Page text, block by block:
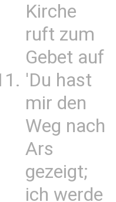
Kirche
ruft zum
Gebet auf
'Du hast
mir den
Weg nach
Ars
gezeigt;
ich werde